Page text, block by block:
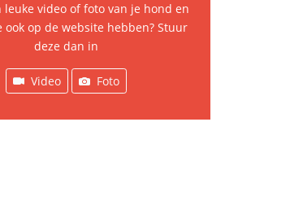
leuke video of foto van je hond en
ook op de website hebben? Stuur
deze dan in
Video Foto